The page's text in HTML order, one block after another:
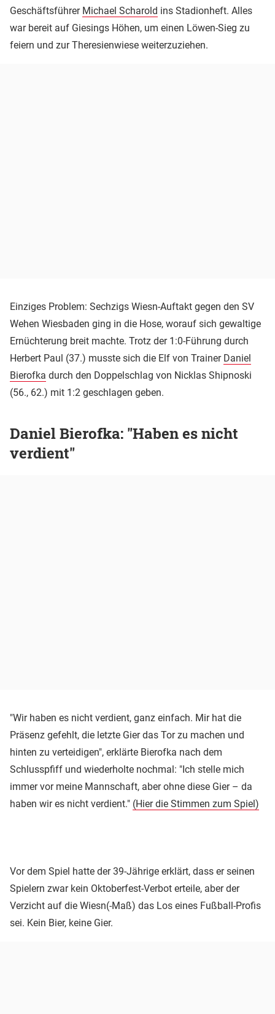
Geschäftsführer Michael Scharold ins Stadionheft. Alles
war bereit auf Giesings Höhen, um einen Löwen-Sieg zu
feiern und zur Theresienwiese weiterzuziehen.
Einziges Problem: Sechzigs Wiesn-Auftakt gegen den SV
Wehen Wiesbaden ging in die Hose, worauf sich gewaltige
Ernüchterung breit machte. Trotz der 1:0-Führung durch
Herbert Paul (37.) musste sich die Elf von Trainer Daniel
Bierofka durch den Doppelschlag von Nicklas Shipnoski
(56., 62.) mit 1:2 geschlagen geben.
Daniel Bierofka: "Haben es nicht
verdient"
"Wir haben es nicht verdient, ganz einfach. Mir hat die
Präsenz gefehlt, die letzte Gier das Tor zu machen und
hinten zu verteidigen", erklärte Bierofka nach dem
Schlusspfiff und wiederholte nochmal: "Ich stelle mich
immer vor meine Mannschaft, aber ohne diese Gier – da
haben wir es nicht verdient." (Hier die Stimmen zum Spiel)
Vor dem Spiel hatte der 39-Jährige erklärt, dass er seinen
Spielern zwar kein Oktoberfest-Verbot erteile, aber der
Verzicht auf die Wiesn(-Maß) das Los eines Fußball-Profis
sei. Kein Bier, keine Gier.